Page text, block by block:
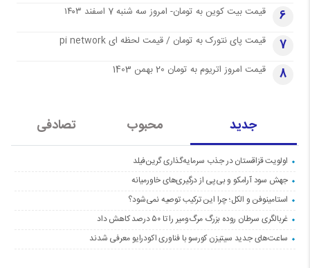
6 قیمت بیت کوین به تومان- امروز سه شنبه 7 اسفند ۱۴۰۳
7 قیمت پای نتورک به تومان / قیمت لحظه ای pi network
8 قیمت امروز اتریوم به تومان 20 بهمن 1403
جدید محبوب تصادفی
اولویت قزاقستان در جذب سرمایه‌گذاری گرین‌فیلد
جهش سود آرامکو و بی‌پی از درگیری‌های خاورمیانه
استامینوفن و الکل؛ چرا این ترکیب توصیه نمی‌شود؟
غربالگری سرطان روده بزرگ مرگ‌ومیر را تا ۵۰ درصد کاهش داد
ساعت‌های جدید سیتیزن کورسو با فناوری اکودرایو معرفی شدند